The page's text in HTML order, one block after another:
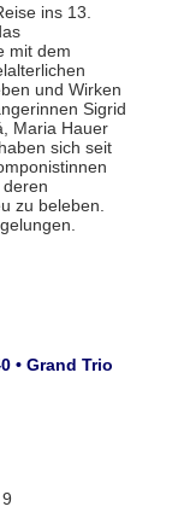
ins 13.
mit dem
und Wirken
Sigrid
Maria Hauer
sich seit
zu beleben.
• Grand Trio